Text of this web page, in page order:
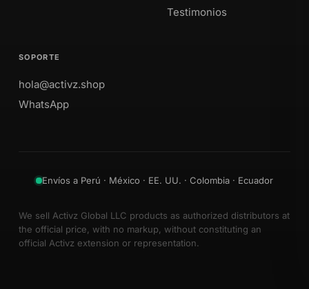
Testimonios
SOPORTE
hola@activz.shop
WhatsApp
Envíos a Perú · México · EE. UU. · Colombia · Ecuador
We sell Activz Global LLC products as authorized distributors at
the official price, with no markup, without constituting an
official Activz extension or representation.